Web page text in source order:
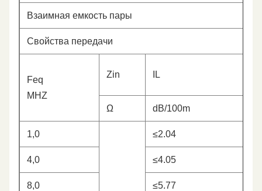
Взаимная емкость пары
Свойства передачи
Feq
MHZ
Zin IL
Ω dB/100m
1,0 ≤2.04
4,0 ≤4.05
8,0 ≤5.77